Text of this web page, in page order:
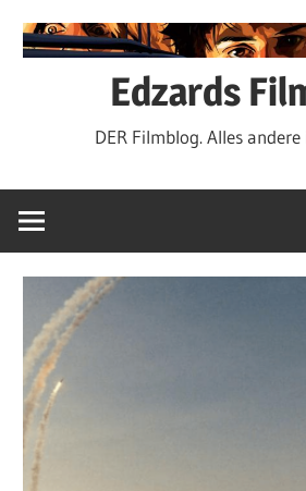
Inhalt
Edzards
DER Filmblog. Alles andere